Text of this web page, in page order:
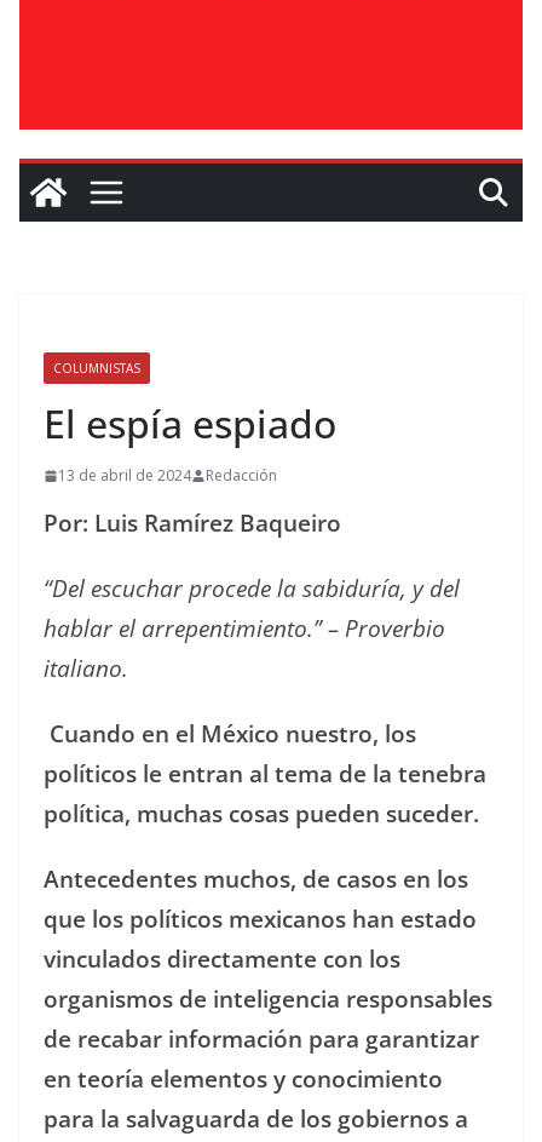
COLUMNISTAS
El espía espiado
13 de abril de 2024 Redacción
Por: Luis Ramírez Baqueiro
“Del escuchar procede la sabiduría, y del
hablar el arrepentimiento.” – Proverbio
italiano.
Cuando en el México nuestro, los
políticos le entran al tema de la tenebra
política, muchas cosas pueden suceder.
Antecedentes muchos, de casos en los
que los políticos mexicanos han estado
vinculados directamente con los
organismos de inteligencia responsables
de recabar información para garantizar
en teoría elementos y conocimiento
para la salvaguarda de los gobiernos a